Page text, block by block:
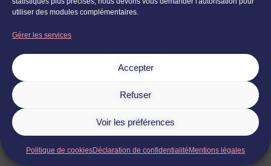
utiliser des modules complémentaires.
Gérer les services
Accepter
Refuser
Voir les préférences
Politique de cookiesDéclaration de confidentialité Mentions légales
Il est important de noter que ces
bases ne sont pas hiérarchisées. Le
choix dépend des spécificités de
Consentement valide pour le
traitement conforme des données